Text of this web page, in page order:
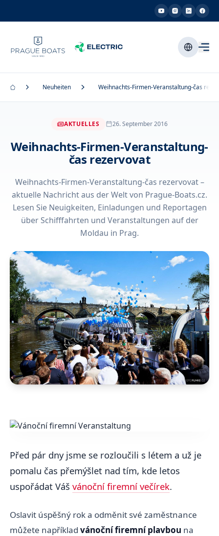
Neuheiten Weihnachts-Firmen-Veranstaltung-čas
AKTUELLES 26. September 2016
Weihnachts-Firmen-Veranstaltung-
čas rezervovat
Weihnachts-Firmen-Veranstaltung-čas rezervovat –
aktuelle Nachricht aus der Welt von Prague-Boats.cz.
Lesen Sie Neuigkeiten, Einladungen und Reportagen
über Schifffahrten und Veranstaltungen auf der
Moldau in Prag.
Před pár dny jsme se rozloučili s létem a už je
pomalu čas přemýšlet nad tím, kde letos
uspořádat Váš vánoční firemní večírek.
Oslavit úspěšný rok a odměnit své zaměstnance
můžete například vánoční firemní plavbou na